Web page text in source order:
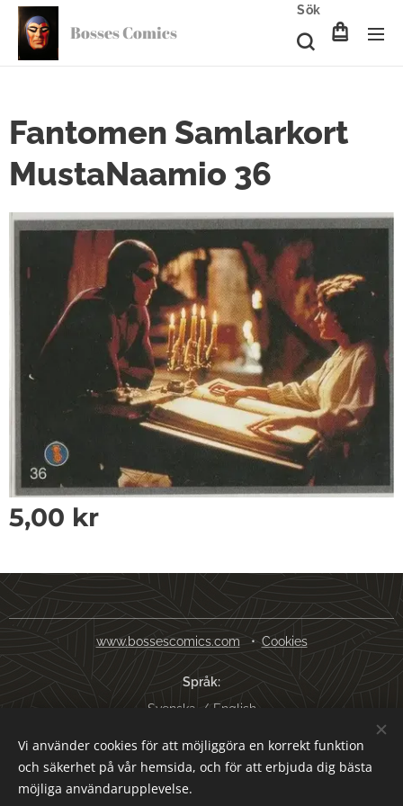
Bosses Comics
Sök
Fantomen Samlarkort
MustaNaamio 36
5,00 kr
www.bossescomics.com Cookies
Språk
Svenska
English
Valutor
SEK kr
USD $ EUR € AUD $
Vi använder cookies för att möjliggöra en korrekt funktion
och säkerhet på vår hemsida, och för att erbjuda dig bästa
möjliga användarupplevelse.